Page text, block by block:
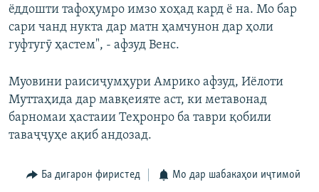
ёддошти тафоҳумро имзо хоҳад кард ё на. Мо бар
сари чанд нукта дар матн ҳамчунон дар ҳоли
гуфтугӯ ҳастем", - афзуд Венс.
Муовини раисиҷумҳури Амрико афзуд, Иёлоти
Муттаҳида дар мавқеияте аст, ки метавонад
барномаи ҳастаии Теҳронро ба таври қобили
таваҷҷуҳе ақиб андозад.
Ба дигарон фиристед Мо дар шабакаҳои иҷтимоӣ